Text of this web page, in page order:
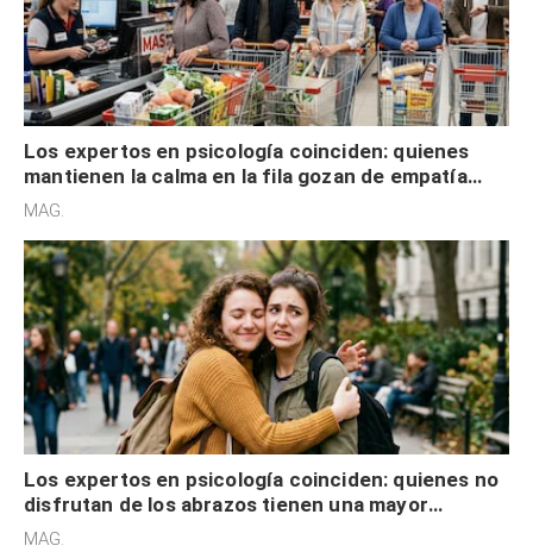
Los expertos en psicología coinciden: quienes
mantienen la calma en la fila gozan de empatía
cognitiva, gratitud y no solo tienen autocontrol
MAG.
Los expertos en psicología coinciden: quienes no
disfrutan de los abrazos tienen una mayor
sensibilidad a los estímulos físicos y no es por
MAG.